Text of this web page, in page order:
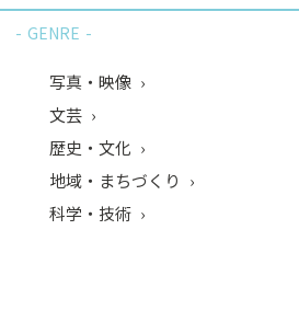
GENRE
写真・映像
文芸
歴史・文化
地域・まちづくり
科学・技術